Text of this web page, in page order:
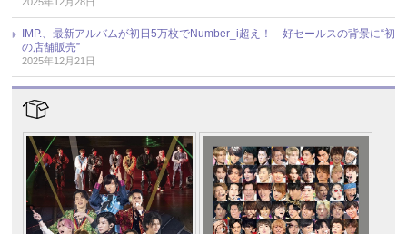
IMP.、最新アルバムが初日5万枚でNumber_i超え！ 好セールスの背景に“初
の店舗販売”
2025年12月21日